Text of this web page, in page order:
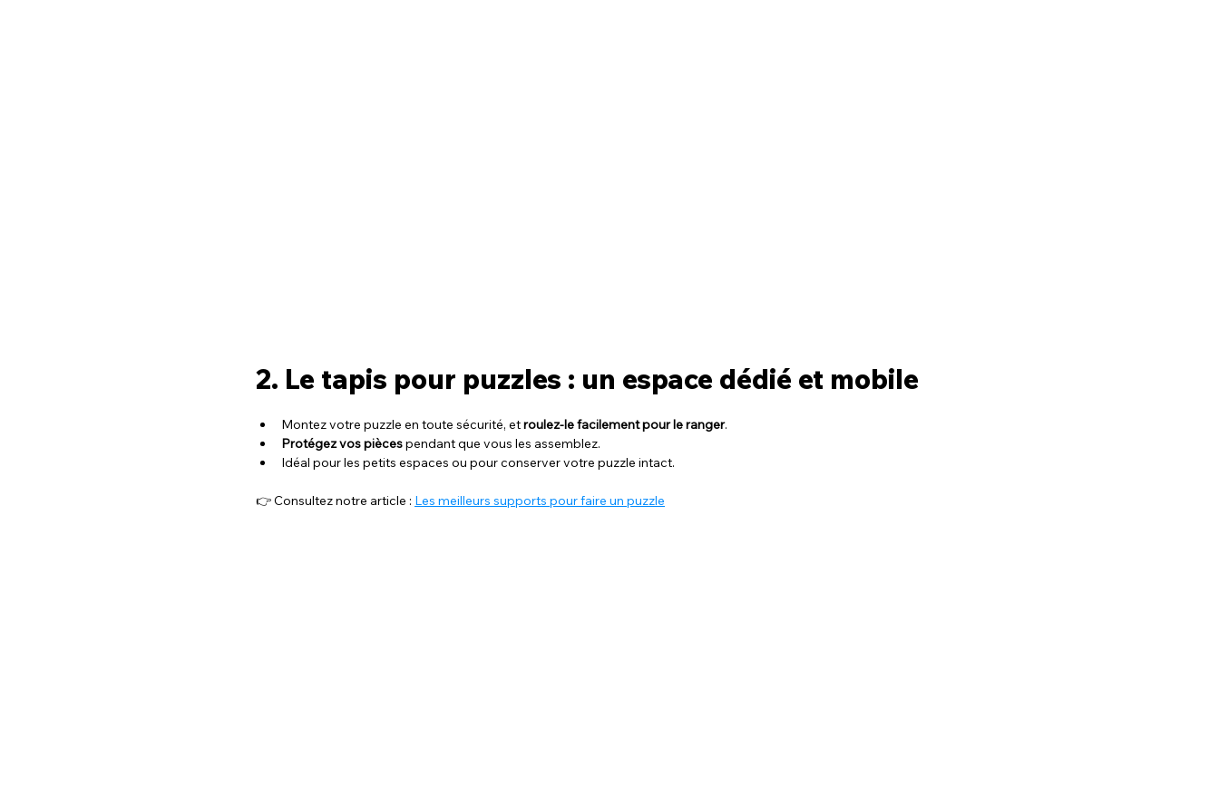
2. Le tapis pour puzzles : un espace dédié et mobile
Montez votre puzzle en toute sécurité, et roulez-le facilement pour le ranger.
Protégez vos pièces pendant que vous les assemblez.
Idéal pour les petits espaces ou pour conserver votre puzzle intact.
👉 Consultez notre article : Les meilleurs supports pour faire un puzzle